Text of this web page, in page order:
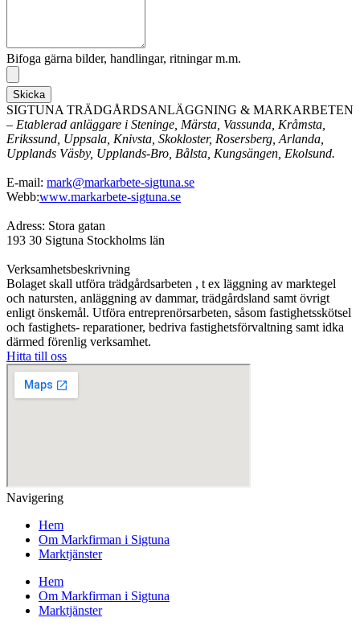
Bifoga gärna bilder, handlingar, ritningar m.m.
Skicka
SIGTUNA TRÄDGÅRDSANLÄGGNING & MARKARBETEN
– Etablerad anläggare i Steninge, Märsta, Vassunda, Kråmsta,
Erikssund, Uppsala, Knivsta, Skokloster, Rosersberg, Arlanda,
Upplands Väsby, Upplands-Bro, Bålsta, Kungsängen, Ekolsund.
E-mail: mark@markarbete-sigtuna.se
Webb:www.markarbete-sigtuna.se
Adress: Stora gatan
193 30 Sigtuna Stockholms län
Verksamhetsbeskrivning
Bolaget skall utföra trädgårdsarbeten , t ex läggning av marktegel
och natursten, anläggning av dammar, trädgårdsland samt övrigt
enligt önskemål. Utföra entreprenörsarbeten, såsom fastighetsskötsel
och fastighets- reparationer, bedriva fastighetsförvaltning samt idka
därmed förenlig verksamhet.
Hitta till oss
Navigering
Hem
Om Markfirman i Sigtuna
Marktjänster
Hem
Om Markfirman i Sigtuna
Marktjänster